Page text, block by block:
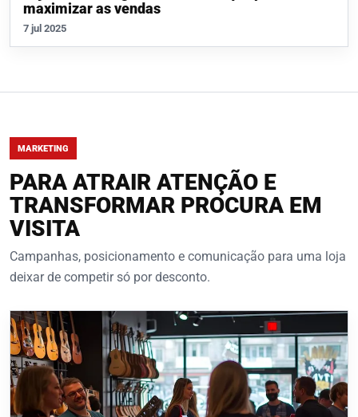
maximizar as vendas
7 jul 2025
MARKETING
PARA ATRAIR ATENÇÃO E
TRANSFORMAR PROCURA EM
VISITA
Campanhas, posicionamento e comunicação para uma loja
deixar de competir só por desconto.